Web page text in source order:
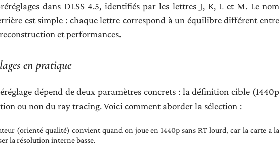
dans DLSS 4.5, identifiés par les lettres J, K, L et M. Le nom
est simple : chaque lettre correspond à un équilibre différent entre
et performances.
en pratique
dépend de deux paramètres concrets : la définition cible (1440p
ou non du ray tracing. Voici comment aborder la sélection :
(orienté qualité) convient quand on joue en 1440p sans RT lourd, car la carte a la
la résolution interne basse.